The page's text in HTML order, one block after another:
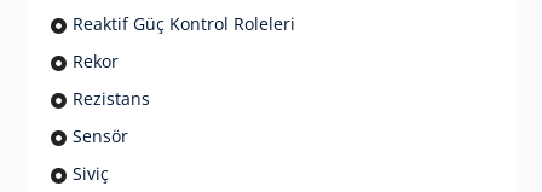
Reaktif Güç Kontrol Roleleri
Rekor
Rezistans
Sensör
Siviç